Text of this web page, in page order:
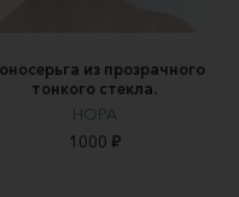
из прозрачного
тонкого стекла.
НОРА
1000 ₽